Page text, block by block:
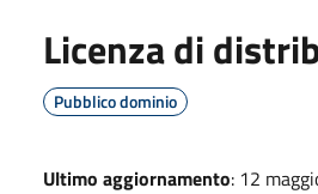
Licenza di
Pubblico dominio
Ultimo aggiornamento: 12